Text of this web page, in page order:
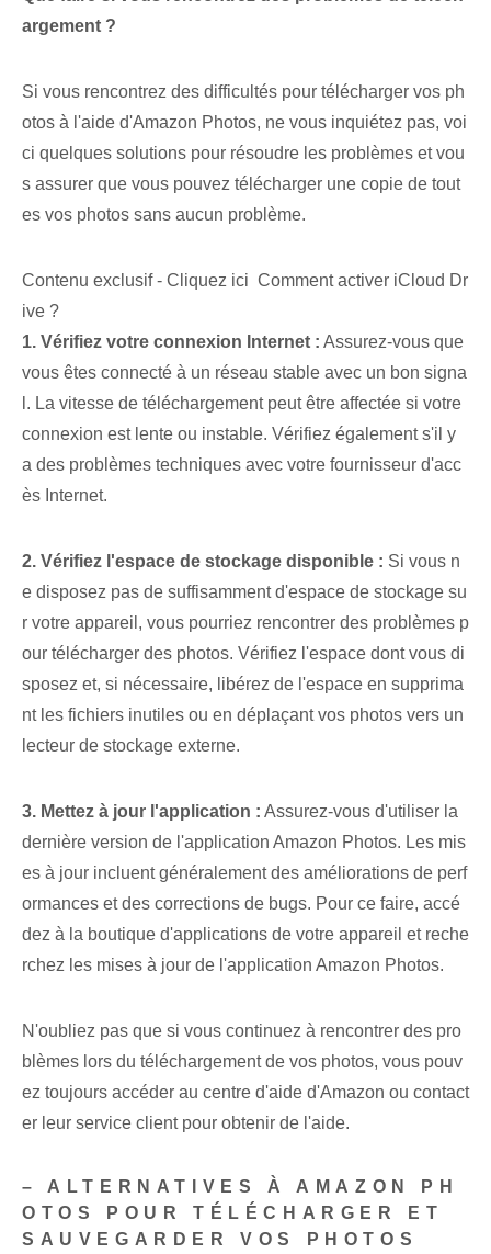
argement ?
Si vous rencontrez des difficultés pour télécharger vos ph
otos à l'aide d'Amazon Photos, ne vous inquiétez pas, voi
ci quelques solutions pour résoudre les problèmes et vou
s assurer que vous pouvez télécharger une copie de tout
es vos photos sans aucun problème.
Contenu exclusif - Cliquez ici Comment activer iCloud Dr
ive ?
1. Vérifiez votre connexion Internet : Assurez-vous que
vous êtes connecté à un réseau stable avec un bon signa
l. La vitesse de téléchargement peut être affectée si votre
connexion est lente ou instable. Vérifiez également s'il y
a des problèmes techniques avec votre fournisseur d'acc
ès Internet.
2. Vérifiez l'espace de stockage disponible : Si vous n
e disposez pas de suffisamment d'espace de stockage su
r votre appareil, vous pourriez rencontrer des problèmes p
our télécharger des photos. Vérifiez l'espace dont vous di
sposez et, si nécessaire, libérez de l'espace en supprima
nt les fichiers inutiles ou en déplaçant vos photos vers un
lecteur de stockage externe.
3. Mettez à jour l'application : Assurez-vous d'utiliser la
dernière version de l'application Amazon Photos. Les mis
es à jour incluent généralement des améliorations de perf
ormances et des corrections de bugs. Pour ce faire, accé
dez à la boutique d'applications de votre appareil et reche
rchez les mises à jour de l'application Amazon Photos.
N'oubliez pas que si vous continuez à rencontrer des pro
blèmes lors du téléchargement de vos photos, vous pouv
ez toujours accéder au centre d'aide d'Amazon ou contact
er leur service client pour obtenir de l'aide.
– ALTERNATIVES À AMAZON PH
OTOS POUR TÉLÉCHARGER ET
SAUVEGARDER VOS PHOTOS